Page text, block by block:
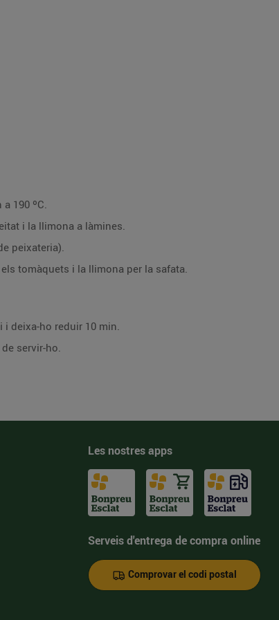
190 ºC.
i la llimona a làmines.
peixateria).
tomàquets i la llimona per la safata.
deixa-ho reduir 10 min.
servir-ho.
Les nostres apps
Serveis d'entrega de compra online
Comprovar el codi postal